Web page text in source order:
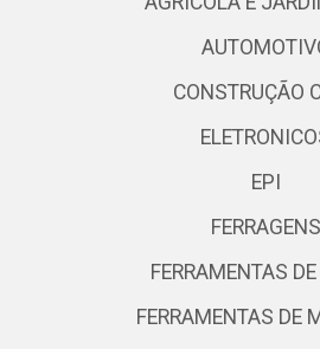
CONSTRUÇÃO
EPI
FERRAGENS
FERRAMENTAS DE
FERRAMENTAS DE